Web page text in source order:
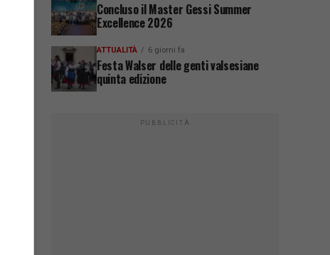
Concluso il Master Gessi Summer
Excellence 2026
ATTUALITÀ 6 giorni fa
Festa Walser delle genti valsesiane
quinta edizione
PUBBLICITÀ